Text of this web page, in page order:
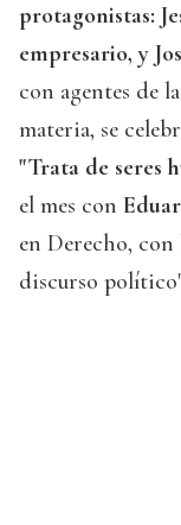
protagonistas:
empresario, y
con agentes de la
materia, se
"Trata de seres
el mes con
en Derecho,
discurso